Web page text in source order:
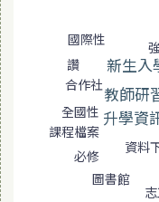
國際性
新生入
讚
合作社教師研
全國性
課程檔案
升學資
資料
必修
圖書館